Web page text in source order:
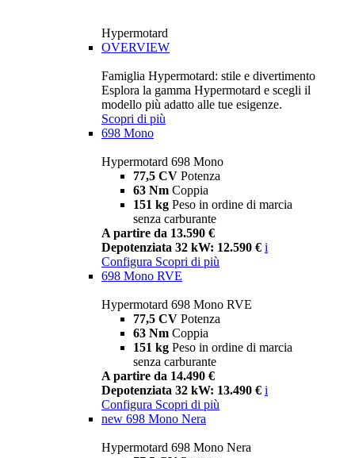
Hypermotard
OVERVIEW
Famiglia Hypermotard: stile e divertimento
Esplora la gamma Hypermotard e scegli il
modello più adatto alle tue esigenze.
Scopri di più
698 Mono
Hypermotard 698 Mono
77,5 CV Potenza
63 Nm Coppia
151 kg Peso in ordine di marcia
senza carburante
A partire da 13.590 €
Depotenziata 32 kW: 12.590 € i
Configura Scopri di più
698 Mono RVE
Hypermotard 698 Mono RVE
77,5 CV Potenza
63 Nm Coppia
151 kg Peso in ordine di marcia
senza carburante
A partire da 14.490 €
Depotenziata 32 kW: 13.490 € i
Configura Scopri di più
new 698 Mono Nera
Hypermotard 698 Mono Nera